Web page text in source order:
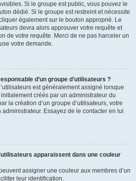
Si le groupe est public, vous pouvez le
dédié. Si le groupe est restreint et nécessite
également sur le bouton approprié. Le
devra alors approuver votre requête et
de votre requête. Merci de ne pas harceler un
votre demande.
d’un groupe d’utilisateurs ?
est généralement assigné lorsque
créés par un administrateur du
la création d’un groupe d’utilisateurs, votre
Essayez de le contacter en lui
apparaissent dans une couleur
assigner une couleur aux membres d’un
leur identification.